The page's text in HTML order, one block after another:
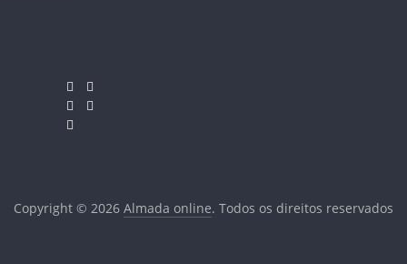
Copyright © 2026 Almada online. Todos os direitos reservados